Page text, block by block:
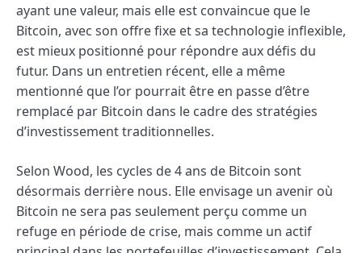
ayant une valeur, mais elle est convaincue que le
Bitcoin, avec son offre fixe et sa technologie inflexible,
est mieux positionné pour répondre aux défis du
futur. Dans un entretien récent, elle a même
mentionné que l’or pourrait être en passe d’être
remplacé par Bitcoin dans le cadre des stratégies
d’investissement traditionnelles.
Selon Wood, les cycles de 4 ans de Bitcoin sont
désormais derrière nous. Elle envisage un avenir où
Bitcoin ne sera pas seulement perçu comme un
refuge en période de crise, mais comme un actif